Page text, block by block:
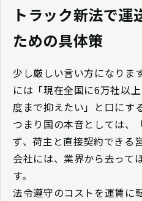
トラック新法で運
ための具体策
少し厳しい言い方になりま
には「現在全国に6万社以
度まで抑えたい」と口にす
つまり国の本音としては、
ず、荷主と直接契約できる
会社には、業界から去って
す。
法令遵守のコストを運賃に